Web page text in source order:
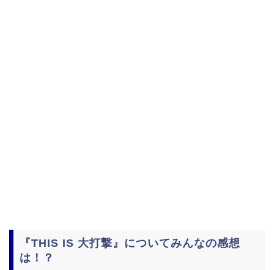
『THIS IS 大打撃』についてみんなの感想
は！？